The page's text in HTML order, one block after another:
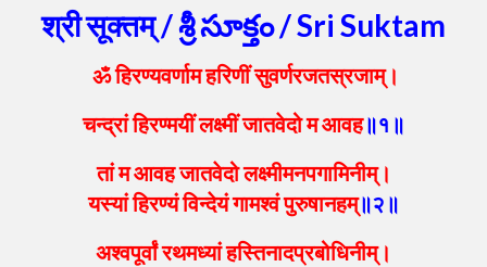
श्री सूक्तम् / శ్రీ సూక్తం / Sri Suktam
ॐ हिरण्यवर्णाम हरिणीं सुवर्णरजतस्रजाम्।
चन्द्रां हिरण्मयीं लक्ष्मीं जातवेदो म आवह॥१॥
तां म आवह जातवेदो लक्ष्मीमनपगामिनीम्।
यस्यां हिरण्यं विन्देयं गामश्वं पुरुषानहम्॥२॥
अश्वपूर्वां रथमध्यां हस्तिनादप्रबोधिनीम्।